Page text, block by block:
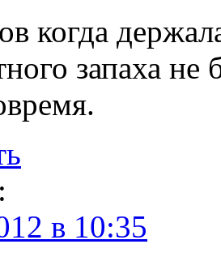
когда
запаха не
:
в 10:35